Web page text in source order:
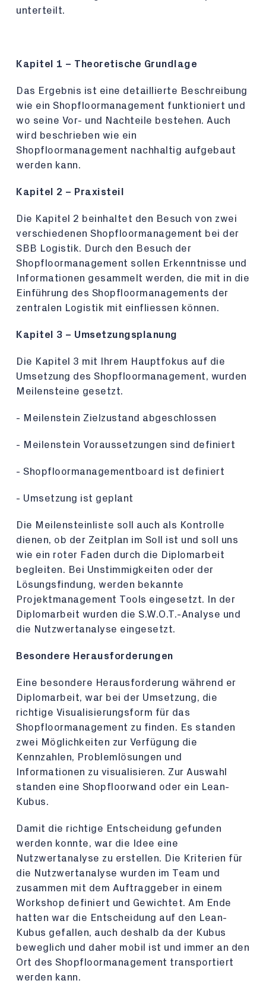
unterteilt.
Kapitel 1 – Theoretische Grundlage
Das Ergebnis ist eine detaillierte Beschreibung
wie ein Shopfloormanagement funktioniert und
wo seine Vor- und Nachteile bestehen. Auch
wird beschrieben wie ein
Shopfloormanagement nachhaltig aufgebaut
werden kann.
Kapitel 2 – Praxisteil
Die Kapitel 2 beinhaltet den Besuch von zwei
verschiedenen Shopfloormanagement bei der
SBB Logistik. Durch den Besuch der
Shopfloormanagement sollen Erkenntnisse und
Informationen gesammelt werden, die mit in die
Einführung des Shopfloormanagements der
zentralen Logistik mit einfliessen können.
Kapitel 3 – Umsetzungsplanung
Die Kapitel 3 mit Ihrem Hauptfokus auf die
Umsetzung des Shopfloormanagement, wurden
Meilensteine gesetzt.
- Meilenstein Zielzustand abgeschlossen
- Meilenstein Voraussetzungen sind definiert
- Shopfloormanagementboard ist definiert
- Umsetzung ist geplant
Die Meilensteinliste soll auch als Kontrolle
dienen, ob der Zeitplan im Soll ist und soll uns
wie ein roter Faden durch die Diplomarbeit
begleiten. Bei Unstimmigkeiten oder der
Lösungsfindung, werden bekannte
Projektmanagement Tools eingesetzt. In der
Diplomarbeit wurden die S.W.O.T.-Analyse und
die Nutzwertanalyse eingesetzt.
Besondere Herausforderungen
Eine besondere Herausforderung während er
Diplomarbeit, war bei der Umsetzung, die
richtige Visualisierungsform für das
Shopfloormanagement zu finden. Es standen
zwei Möglichkeiten zur Verfügung die
Kennzahlen, Problemlösungen und
Informationen zu visualisieren. Zur Auswahl
standen eine Shopfloorwand oder ein Lean-
Kubus.
Damit die richtige Entscheidung gefunden
werden konnte, war die Idee eine
Nutzwertanalyse zu erstellen. Die Kriterien für
die Nutzwertanalyse wurden im Team und
zusammen mit dem Auftraggeber in einem
Workshop definiert und Gewichtet. Am Ende
hatten war die Entscheidung auf den Lean-
Kubus gefallen, auch deshalb da der Kubus
beweglich und daher mobil ist und immer an den
Ort des Shopfloormanagement transportiert
werden kann.